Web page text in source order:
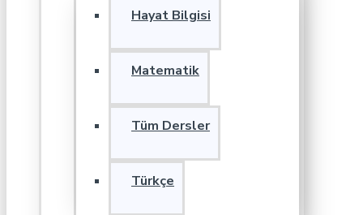
Hayat Bilgisi
Matematik
Tüm Dersler
Türkçe